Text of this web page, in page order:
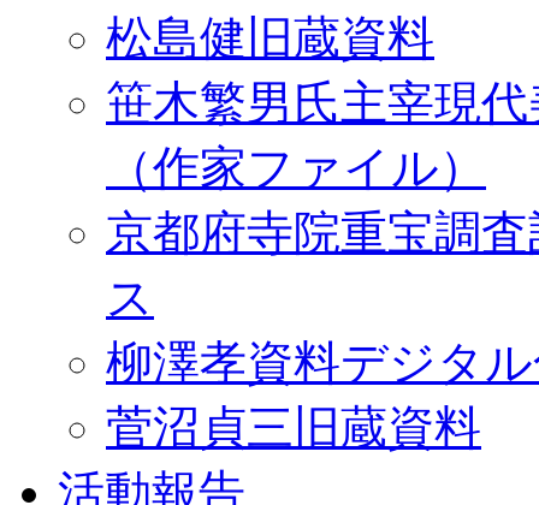
松島健旧蔵資料
笹木繁男氏主宰現
（作家ファイル）
京都府寺院重宝調
ス
柳澤孝資料デジタ
菅沼貞三旧蔵資料
活動報告